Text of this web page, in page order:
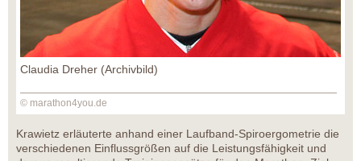
Claudia Dreher (Archivbild)
© marathon4you.de
Krawietz erläuterte anhand einer Laufband-Spiroergometrie die
verschiedenen Einflussgrößen auf die Leistungsfähigkeit und